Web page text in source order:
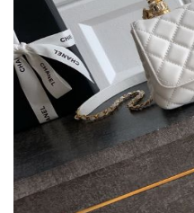
理
2026人気特集
バッグ
財布
時計
服
ズボン
衣装セット
靴
住まい用品
アクセサリー
ベルト
スカーフ
アイフォーンケ
ース
小物
新
製
品